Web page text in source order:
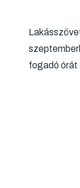
fogadó órát